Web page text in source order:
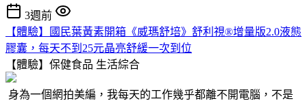
3週前
【體驗】國民葉黃素開箱《威瑪舒培》舒利視®增量版2.0液態
膠囊，每天不到25元晶亮舒緩一次到位
【體驗】保健食品 生活綜合
身為一個網拍美編，我每天的工作幾乎都離不開電腦，不是